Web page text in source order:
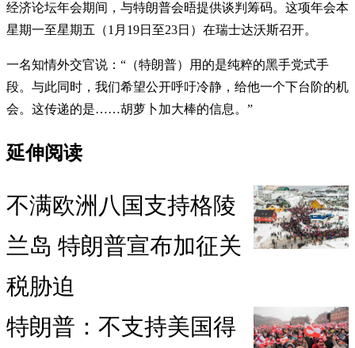
经济论坛年会期间，与特朗普会晤提供谈判筹码。这项年会本
星期一至星期五（1月19日至23日）在瑞士达沃斯召开。
一名知情外交官说：“（特朗普）用的是纯粹的黑手党式手
段。与此同时，我们希望公开呼吁冷静，给他一个下台阶的机
会。这传递的是……胡萝卜加大棒的信息。”
延伸阅读
不满欧洲八国支持格陵
兰岛 特朗普宣布加征关
税胁迫
特朗普：不支持美国得